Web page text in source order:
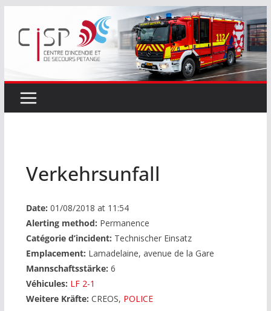
contenu
Verkehrsunfall
Date: 01/08/2018 at 11:54
Alerting method: Permanence
Catégorie d’incident: Technischer Einsatz
Emplacement: Lamadelaine, avenue de la Gare
Mannschaftsstärke: 6
Véhicules: LF 2-1
Weitere Kräfte: CREOS, POLICE